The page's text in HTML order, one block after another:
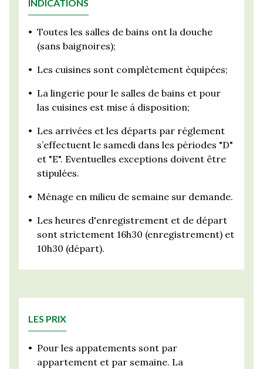
INDICATIONS
• Toutes les salles de bains ont la douche
(sans baignoires);
• Les cuisines sont complètement èquipées;
• La lingerie pour le salles de bains et pour
las cuisines est mise á disposition;
• Les arrivées et les départs par réglement
s’effectuent le samedi dans les périodes "D"
et "E". Eventuelles exceptions doivent être
stipulées.
• Ménage en milieu de semaine sur demande.
• Les heures d'enregistrement et de départ
sont strictement 16h30 (enregistrement) et
10h30 (départ).
LES PRIX
• Pour les appatements sont par
appartement et par semaine. La